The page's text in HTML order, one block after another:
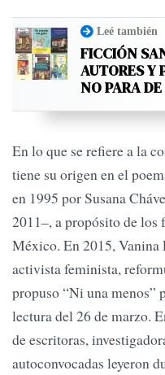
Leé también
FICCIÓN
AUTORES Y
NO PARA
En lo que se refiere a la
tiene su origen en el
en 1995 por Susana
2011–, a propósito de los
México. En 2015, Vanina
activista feminista,
propuso “Ni una menos”
lectura del 26 de marzo.
de escritoras,
autoconvocadas leyeron